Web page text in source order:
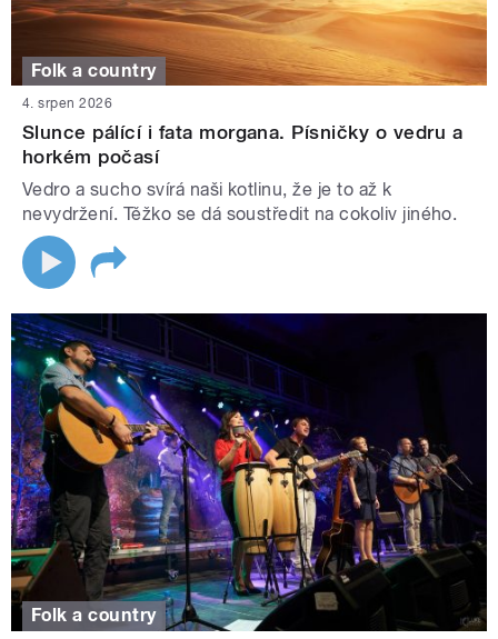
Folk a country
4. srpen 2026
Slunce pálící i fata morgana. Písničky o vedru a
horkém počasí
Vedro a sucho svírá naši kotlinu, že je to až k
nevydržení. Těžko se dá soustředit na cokoliv jiného.
Folk a country